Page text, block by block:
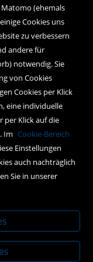
(ehemals
Cookies uns
zu verbessern
andere für
notwendig. Sie
von Cookies
Cookies per Klick
eine individuelle
per Klick auf die
Im Cookie-Bereich
Einstellungen
auch nachträglich
Sie in unserer